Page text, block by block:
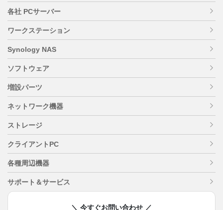
各社 PCサーバー
ワークステーション
Synology NAS
ソフトウェア
増設パーツ
ネットワーク機器
ストレージ
クライアントPC
各種周辺機器
サポート＆サービス
＼ 今すぐお問い合わせ ／